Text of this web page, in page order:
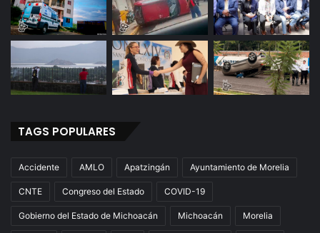
TAGS POPULARES
Accidente AMLO Apatzingán Ayuntamiento de Morelia
CNTE Congreso del Estado COVID-19
Gobierno del Estado de Michoacán Michoacán Morelia